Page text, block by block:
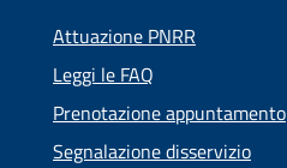
Attuazione PNRR
Leggi le FAQ
Prenotazione appuntamento
Segnalazione disservizio